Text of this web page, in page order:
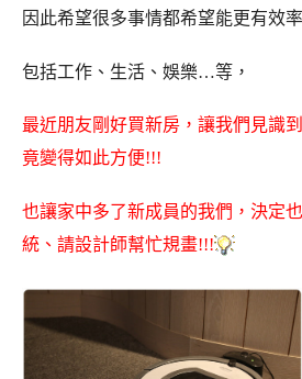
因此希望很多事情都希望能更有效
包括工作、生活、娛樂…等，
最近朋友剛好買新房，讓我們見識
竟變得如此方便!!!
也讓家中多了新成員的我們，決定
統、請設計師幫忙規畫!!!